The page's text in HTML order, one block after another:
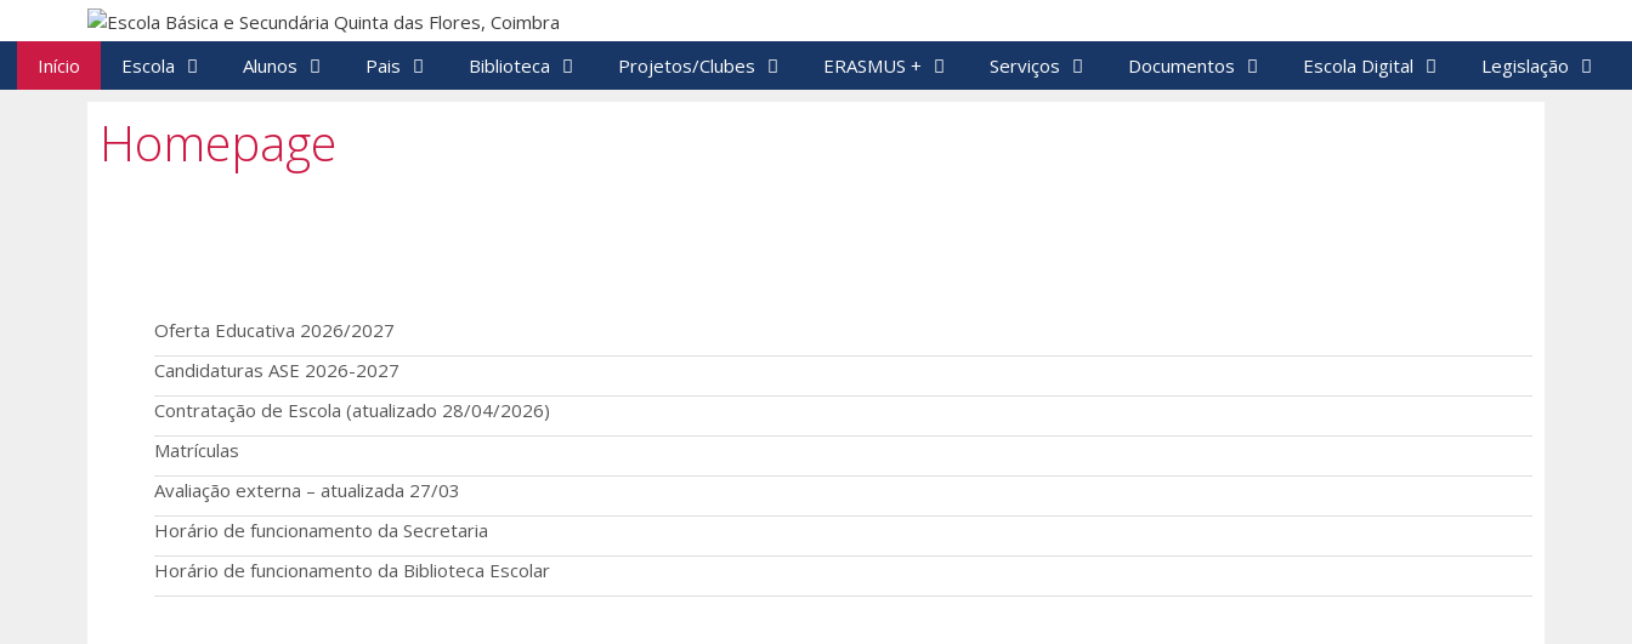
Início Escola Alunos Pais Biblioteca Projetos/Clubes ERASMUS + Serviços Documentos Escola Digital Legislação
Homepage
Oferta Educativa 2026/2027
Candidaturas ASE 2026-2027
Contratação de Escola (atualizado 28/04/2026)
Matrículas
Avaliação externa – atualizada 27/03
Horário de funcionamento da Secretaria
Horário de funcionamento da Biblioteca Escolar